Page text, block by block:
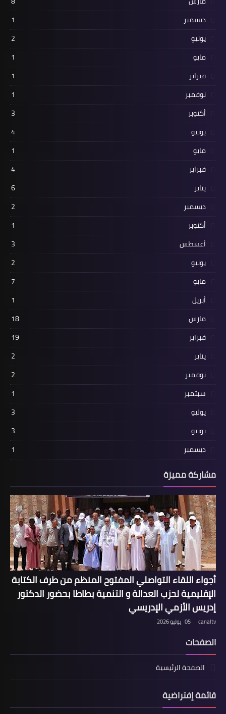
ديسمبر
1
يونيو
2
مايو
1
فبراير
1
نوفمبر
1
أكتوبر
3
يونيو
4
مايو
1
فبراير
4
يناير
6
ديسمبر
2
أكتوبر
1
أغسطس
3
يونيو
2
مايو
7
أبريل
1
مارس
18
فبراير
19
يناير
2
نوفمبر
2
سبتمبر
1
يوليو
3
يونيو
3
ديسمبر
1
مشاركة مميزة
أجواء اللقاء التواصلي المفتوح المنظم من طرف الكتابة
الإقليمية لحزب العدالة و التنمية بطاطا بحضور الدكتور
إدريس الأزمي الإدريسي
canaltv 05 يوليو 2026
الصفحات
الصفحة الرئيسية
قائمة إفتراضية